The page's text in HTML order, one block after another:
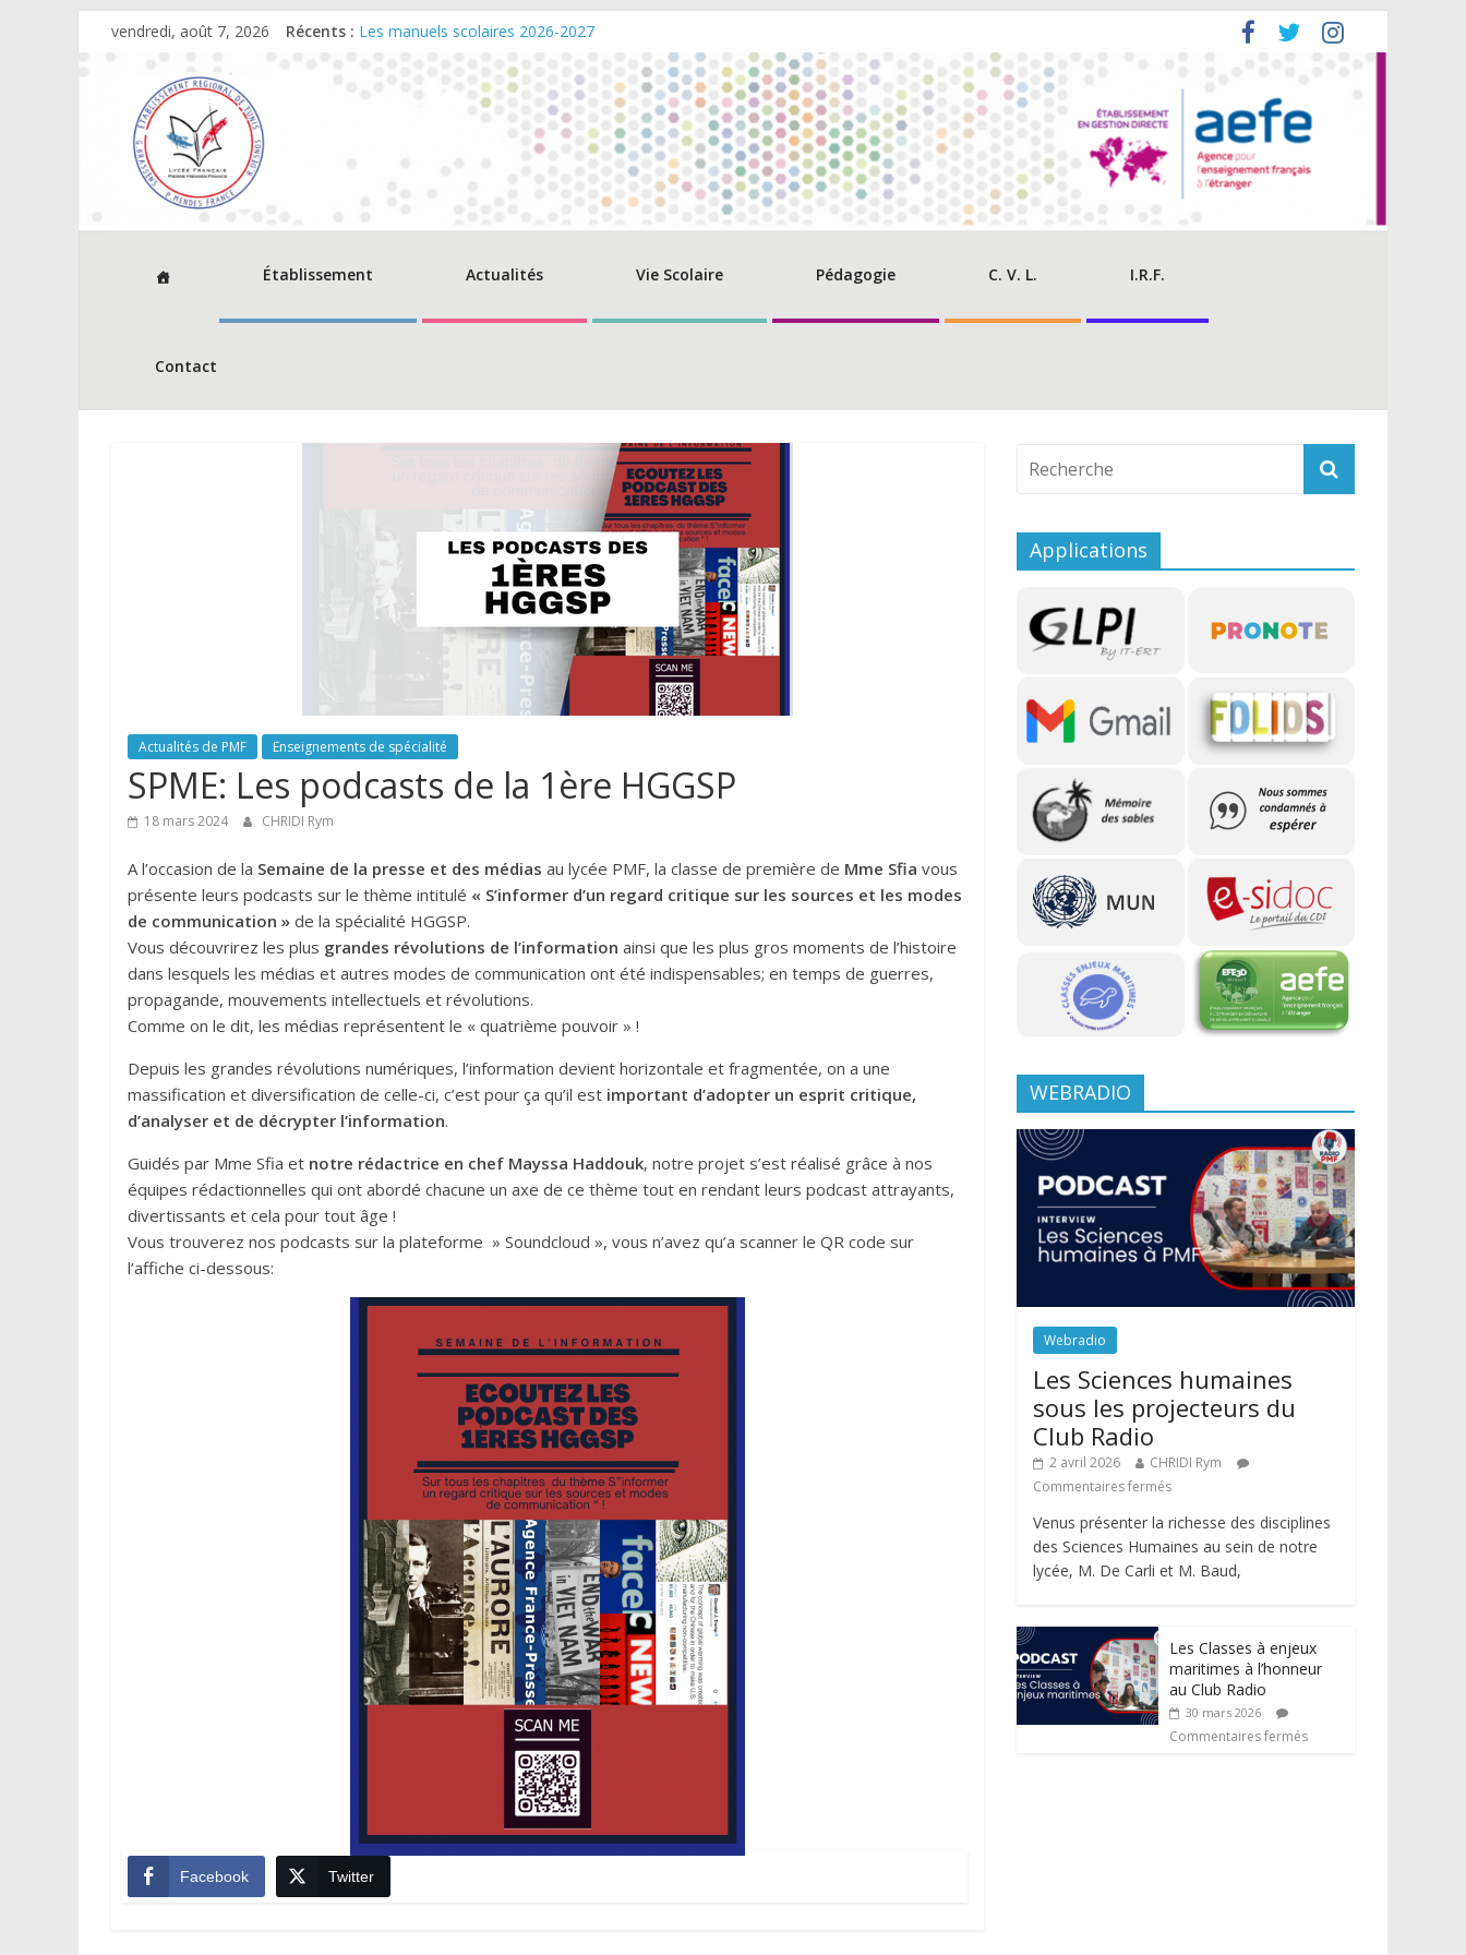
vendredi, août 7, 2026 Récents : Les manuels scolaires 2026-2027
Dates et horaires d‘ouverture de la caisse – Eté 2026
Cérémonie de remise des diplômes du Baccalauréat 2026 – Promo Beguir
Décisions relevant du champs de compétence du directeur de l’AEFE
Avis d’appel à consultations: Remise aux normes du SSI et du PPMS – Lycée PMF
Établissement Actualités Vie Scolaire Pédagogie C. V. L. I.R.F.
Contact
Actualités de PMF Enseignements de spécialité
SPME: Les podcasts de la 1ère HGGSP
18 mars 2024 CHRIDI Rym
A l’occasion de la Semaine de la presse et des médias au lycée PMF, la classe de première de Mme Sfia vous
présente leurs podcasts sur le thème intitulé « S’informer d’un regard critique sur les sources et les modes
de communication » de la spécialité HGGSP.
Vous découvrirez les plus grandes révolutions de l’information ainsi que les plus gros moments de l’histoire
dans lesquels les médias et autres modes de communication ont été indispensables; en temps de guerres,
propagande, mouvements intellectuels et révolutions.
Comme on le dit, les médias représentent le « quatrième pouvoir » !
Depuis les grandes révolutions numériques, l’information devient horizontale et fragmentée, on a une
massification et diversification de celle-ci, c’est pour ça qu’il est important d’adopter un esprit critique,
d’analyser et de décrypter l’information.
Guidés par Mme Sfia et notre rédactrice en chef Mayssa Haddouk, notre projet s’est réalisé grâce à nos
équipes rédactionnelles qui ont abordé chacune un axe de ce thème tout en rendant leurs podcast attrayants,
divertissants et cela pour tout âge !
Vous trouverez nos podcasts sur la plateforme » Soundcloud », vous n’avez qu’a scanner le QR code sur
l’affiche ci-dessous:
Facebook Twitter
Applications
WEBRADIO
Webradio
Les Sciences humaines
sous les projecteurs du
Club Radio
2 avril 2026
CHRIDI Rym
Commentaires fermés
Venus présenter la richesse des disciplines
des Sciences Humaines au sein de notre
lycée, M. De Carli et M. Baud,
Les Classes à enjeux
maritimes à l’honneur
au Club Radio
30 mars 2026
Commentaires fermés